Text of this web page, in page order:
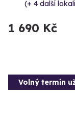
(+ 4 další
1 690 Kč
Volný termín